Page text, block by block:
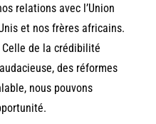
relations avec l’Union
et nos frères africains.
de la crédibilité
des réformes
nous pouvons